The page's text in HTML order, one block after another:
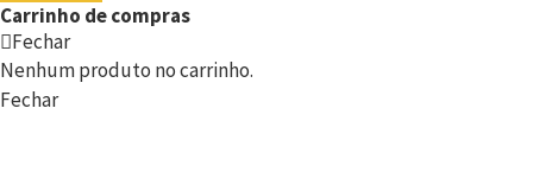
Carrinho de compras
Fechar
Nenhum produto no carrinho.
Fechar